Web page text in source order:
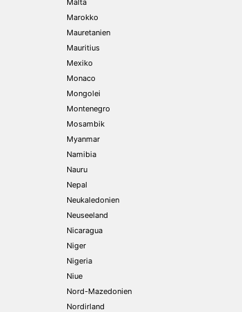
Marokko
Mauretanien
Mauritius
Mexiko
Monaco
Mongolei
Montenegro
Mosambik
Myanmar
Namibia
Nauru
Nepal
Neukaledonien
Neuseeland
Nicaragua
Niger
Nigeria
Niue
Nord-Mazedonien
Nordirland